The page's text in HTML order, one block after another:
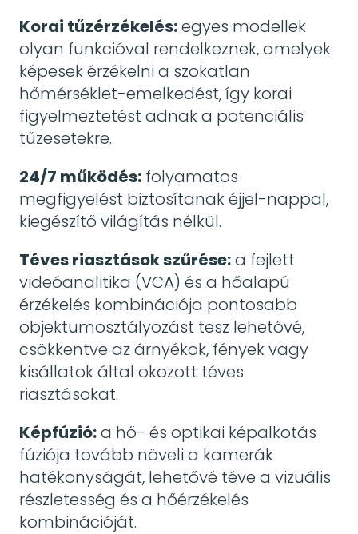
Korai tűzérzékelés:egyes modellek
olyan funkcióval rendelkeznek, amelyek
képesek érzékelni a szokatlan
hőmérséklet-emelkedést, így korai
figyelmeztetést adnak a potenciális
tűzesetekre.
24/7 működés: folyamatos
megfigyelést biztosítanak éjjel-nappal,
kiegészítő világítás nélkül.
Téves riasztások szűrése:a fejlett
videóanalitika (VCA) és a hőalapú
érzékelés kombinációja pontosabb
objektumosztályozást tesz lehetővé,
csökkentve az árnyékok, fények vagy
kisállatok által okozott téves
riasztásokat.
Képfúzió:a hő- és optikai képalkotás
fúziója tovább növeli a kamerák
hatékonyságát, lehetővé téve a vizuális
részletesség és a hőérzékelés
kombinációját.